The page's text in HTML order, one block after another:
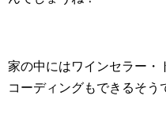
家の中にはワインセラー・
コーディングもできるそう